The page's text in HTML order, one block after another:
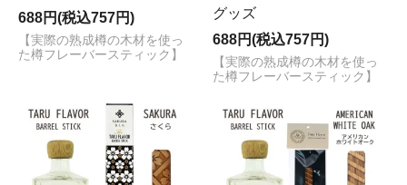
688円(税込757円)
【実際の熟成樽の木材を使っ
た樽フレーバースティック】
グッズ
688円(税込757円)
【実際の熟成樽の木材を使っ
た樽フレーバースティック】